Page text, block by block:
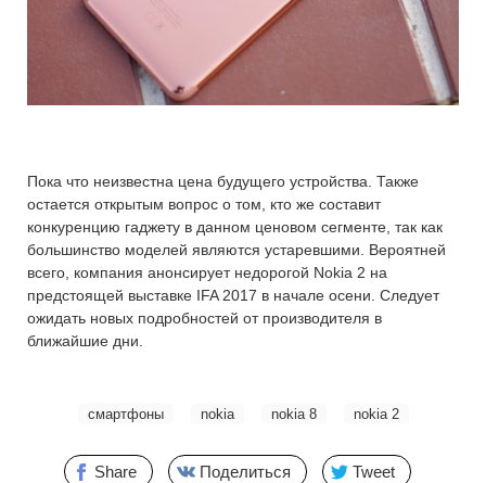
Пока что неизвестна цена будущего устройства. Также
остается открытым вопрос о том, кто же составит
конкуренцию гаджету в данном ценовом сегменте, так как
большинство моделей являются устаревшими. Вероятней
всего, компания анонсирует недорогой Nokia 2 на
предстоящей выставке IFA 2017 в начале осени. Следует
ожидать новых подробностей от производителя в
ближайшие дни.
смартфоны nokia nokia 8 nokia 2
Share Поделиться Tweet